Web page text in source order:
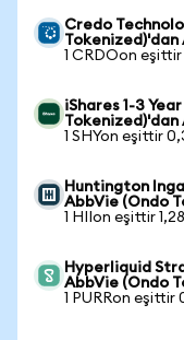
Credo
Tokenized)'dan
1 CRDOon
iShares 1-3
Tokenized)'dan
1 SHYon eşittir
Huntington
AbbVie (Ondo
1 HIIon eşittir
Hyperliquid
AbbVie (Ondo
1 PURRon